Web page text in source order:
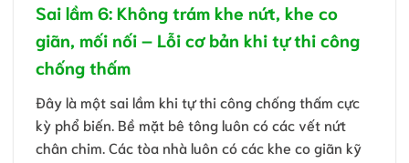
Sai lầm 6: Không trám khe nứt, khe co
giãn, mối nối – Lỗi cơ bản khi tự thi công
chống thấm
Đây là một sai lầm khi tự thi công chống thấm cực
kỳ phổ biến. Bề mặt bê tông luôn có các vết nứt
chân chim. Các tòa nhà luôn có các khe co giãn kỹ